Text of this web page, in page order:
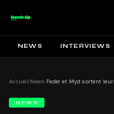
NEWS INTERVIEWS
Accueil›News›
NEWS